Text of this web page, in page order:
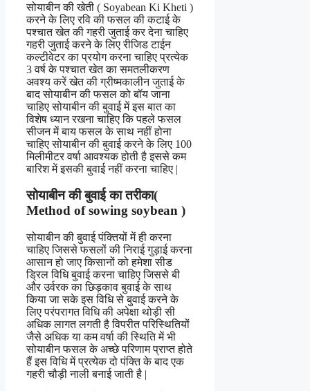
सोयाबीन की खेती ( Soyabean Ki Kheti )
करने के लिए रवि की फसल की कटाई के
पश्चात खेत की गहरी जुताई कर देना चाहिए
गहरी जुताई करने के लिए रीजिड टाईन
कल्टीवेटर का प्रयोग करना चाहिए प्रत्येक
3 वर्ष के पश्चात खेत का समतलीकरण
अवश्य करें खेत की ग्रीष्मकालीन जुताई के
बाद सोयाबीन की फसल को बॉय जाना
चाहिए सोयाबीन की बुवाई में इस बात का
विशेष ध्यान रखना चाहिए कि पहले फसल
सीजन में बाय फसल के साथ नहीं होना
चाहिए सोयाबीन की बुवाई करने के लिए 100
मिलीमीटर वर्षा आवश्यक होती है इससे कम
बारिश में इसकी बुवाई नहीं करना चाहिए |
सोयाबीन की बुवाई का तरीका(
Method of sowing soybean )
सोयाबीन की बुवाई पंक्तियों में ही करना
चाहिए जिससे फसलों की निराई गुड़ाई करना
आसान हो जाए किसानों को हमेशा सीड
ड्रिल विधि बुवाई करना चाहिए जिससे बी
और उर्वरक का छिड़काव बुवाई के साथ
किया जा सके इस विधि से बुवाई करने के
लिए परंपरागत विधि की अपेक्षा थोड़ी सी
अधिक लागत लगती है विपरीत परिस्थितियों
जैसे अधिक या कम वर्षा की स्थिति में भी
सोयाबीन फसल के अच्छे परिणाम प्राप्त होते
हैं इस विधि में प्रत्येक दो पंक्ति के बाद एक
गहरी चौड़ी नाली बनाई जाती है |